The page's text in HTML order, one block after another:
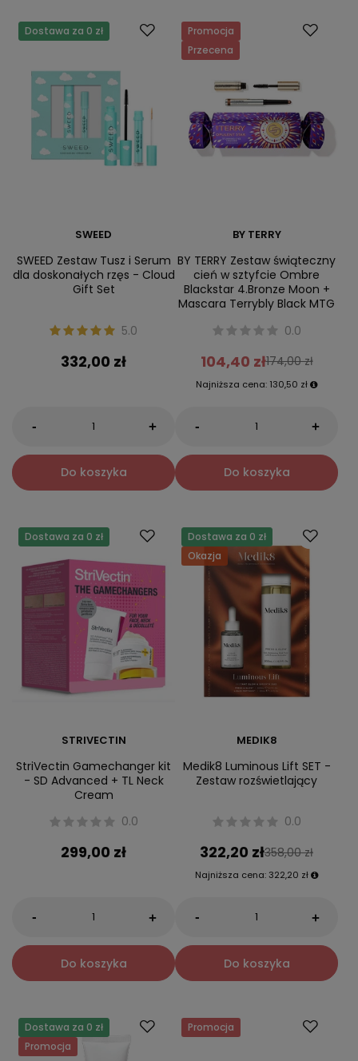
Dostawa za 0 zł
SWEED
SWEED Zestaw Tusz i Serum
dla doskonałych rzęs - Cloud
Gift Set
5.0
332,00 zł
- +
Do koszyka
Promocja
Przecena
BY TERRY
BY TERRY Zestaw świąteczny
cień w sztyfcie Ombre
Blackstar 4.Bronze Moon +
Mascara Terrybly Black MTG
0.0
104,40 zł174,00 zł
Najniższa cena: 130,50 zł
- +
Do koszyka
Dostawa za 0 zł
STRIVECTIN
StriVectin Gamechanger kit
- SD Advanced + TL Neck
Cream
0.0
299,00 zł
- +
Do koszyka
Dostawa za 0 zł
Okazja
MEDIK8
Medik8 Luminous Lift SET -
Zestaw rozświetlający
0.0
322,20 zł358,00 zł
Najniższa cena: 322,20 zł
- +
Do koszyka
Dostawa za 0 zł
Promocja
Promocja